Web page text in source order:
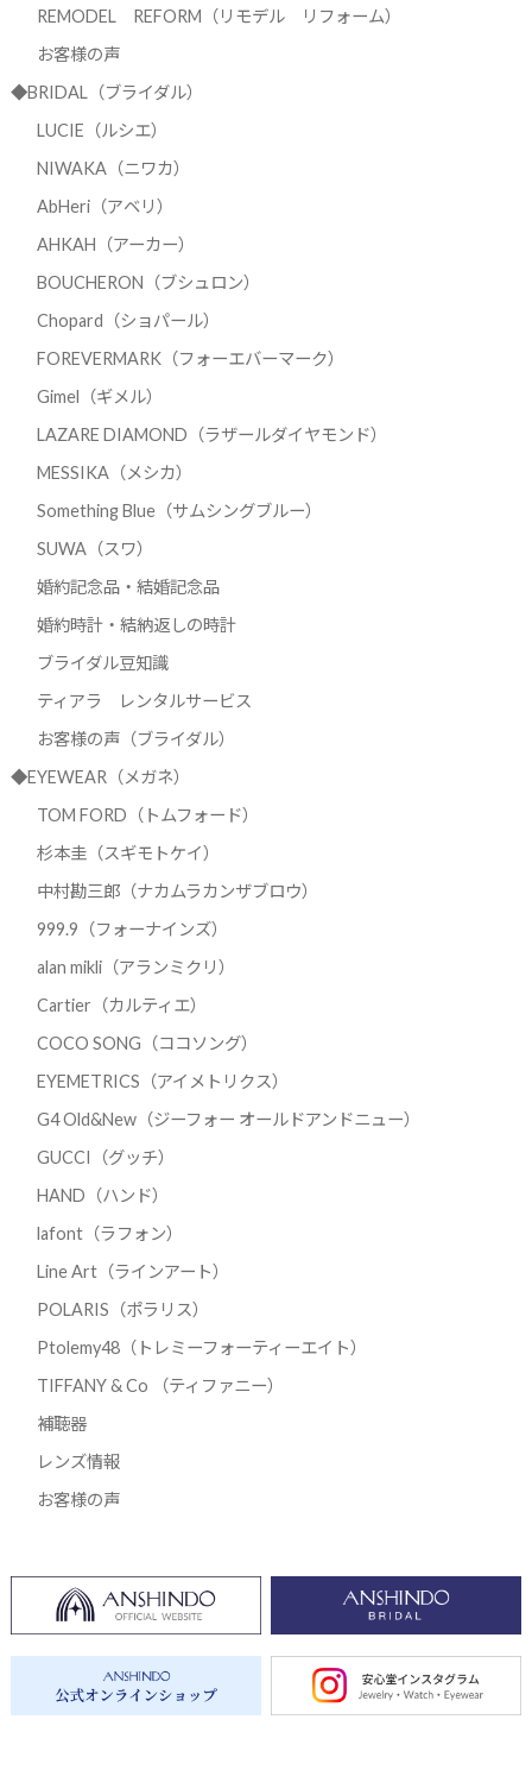
REMODEL REFORM（リモデル リフォーム）
お客様の声
◆BRIDAL（ブライダル）
LUCIE（ルシエ）
NIWAKA（ニワカ）
AbHeri（アベリ）
AHKAH（アーカー）
BOUCHERON（ブシュロン）
Chopard（ショパール）
FOREVERMARK（フォーエバーマーク）
Gimel（ギメル）
LAZARE DIAMOND（ラザールダイヤモンド）
MESSIKA（メシカ）
Something Blue（サムシングブルー）
SUWA（スワ）
婚約記念品・結婚記念品
婚約時計・結納返しの時計
ブライダル豆知識
ティアラ レンタルサービス
お客様の声（ブライダル）
◆EYEWEAR（メガネ）
TOM FORD（トムフォード）
杉本圭（スギモトケイ）
中村勘三郎（ナカムラカンザブロウ）
999.9（フォーナインズ）
alan mikli（アランミクリ）
Cartier（カルティエ）
COCO SONG（ココソング）
EYEMETRICS（アイメトリクス）
G4 Old&New（ジーフォー オールドアンドニュー）
GUCCI（グッチ）
HAND（ハンド）
lafont（ラフォン）
Line Art（ラインアート）
POLARIS（ポラリス）
Ptolemy48（トレミーフォーティーエイト）
TIFFANY & Co （ティファニー）
補聴器
レンズ情報
お客様の声